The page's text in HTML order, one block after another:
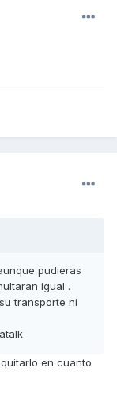
pudieras
igual .
transporte ni
en cuanto